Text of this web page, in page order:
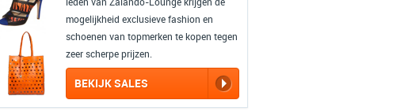
leden van Zalando-Lounge krijgen de
mogelijkheid exclusieve fashion en
schoenen van topmerken te kopen tegen
zeer scherpe prijzen.
BEKIJK SALES